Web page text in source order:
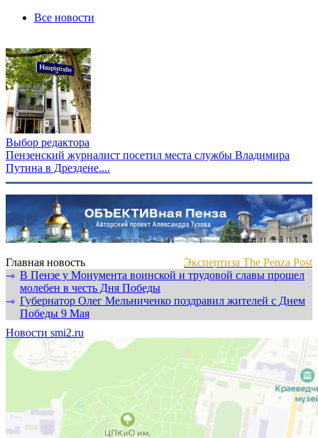
Все новости
Выбор редактора
Пензенский журналист посетил места службы Владимира
Путина в Дрездене....
Главная новость
Экспертиза The Penza Post
⇾ В Пензе у Монумента воинской и трудовой славы прошел
молебен в честь Дня Победы
⇾ Губернатор Олег Мельниченко поздравил жителей с Днем
Победы 9 Мая
Новости smi2.ru